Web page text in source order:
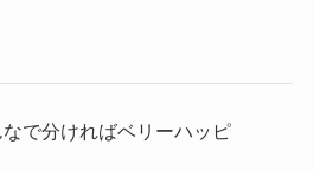
なで分ければベリーハッピ